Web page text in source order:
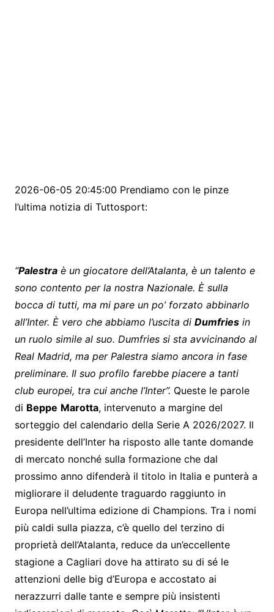
2026-06-05 20:45:00 Prendiamo con le pinze
l’ultima notizia di Tuttosport:
“Palestraè un giocatore dell’Atalanta, è un talento e
sono contento per la nostra Nazionale. È sulla
bocca di tutti, ma mi pare un po’ forzato abbinarlo
all’Inter. È vero che abbiamo l’uscita di Dumfriesin
un ruolo simile al suo. Dumfries si sta avvicinando al
Real Madrid, ma per Palestra siamo ancora in fase
preliminare. Il suo profilo farebbe piacere a tanti
club europei, tra cui anche l’Inter”. Queste le parole
di Beppe Marotta, intervenuto a margine del
sorteggio del calendario della Serie A 2026/2027. Il
presidente dell’Inter ha risposto alle tante domande
di mercato nonché sulla formazione che dal
prossimo anno difenderà il titolo in Italia e punterà a
migliorare il deludente traguardo raggiunto in
Europa nell’ultima edizione di Champions. Tra i nomi
più caldi sulla piazza, c’è quello del terzino di
proprietà dell’Atalanta, reduce da un’eccellente
stagione a Cagliari dove ha attirato su di sé le
attenzioni delle big d’Europa e accostato ai
nerazzurri dalle tante e sempre più insistenti